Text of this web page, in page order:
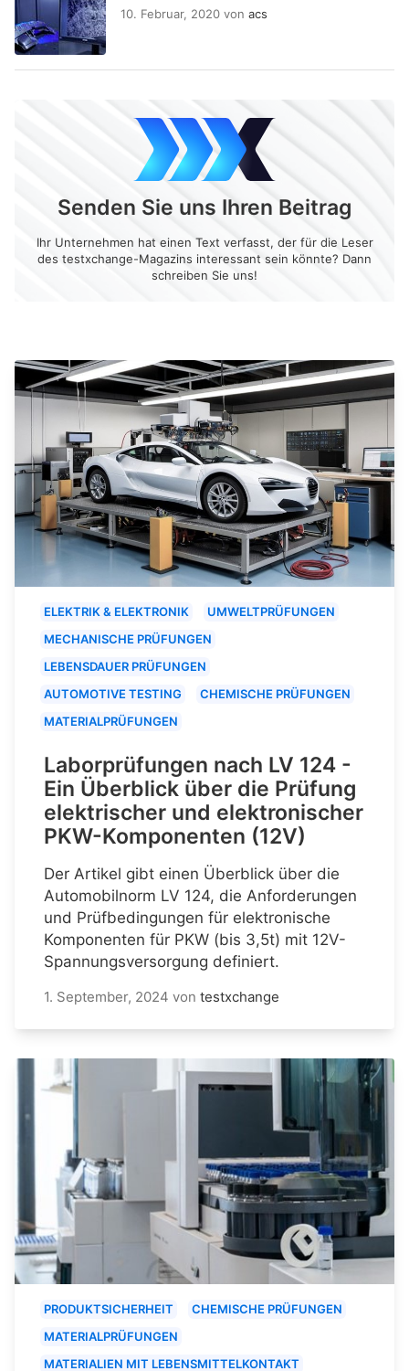
10. Februar, 2020 von acs
Senden Sie uns Ihren Beitrag
Ihr Unternehmen hat einen Text verfasst, der für die Leser
des testxchange-Magazins interessant sein könnte? Dann
schreiben Sie uns!
ELEKTRIK & ELEKTRONIK
UMWELTPRÜFUNGEN
MECHANISCHE PRÜFUNGEN
LEBENSDAUER PRÜFUNGEN
AUTOMOTIVE TESTING
CHEMISCHE PRÜFUNGEN
MATERIALPRÜFUNGEN
Laborprüfungen nach LV 124 -
Ein Überblick über die Prüfung
elektrischer und elektronischer
PKW-Komponenten (12V)
Der Artikel gibt einen Überblick über die
Automobilnorm LV 124, die Anforderungen
und Prüfbedingungen für elektronische
Komponenten für PKW (bis 3,5t) mit 12V-
Spannungsversorgung definiert.
1. September, 2024 von testxchange
PRODUKTSICHERHEIT
CHEMISCHE PRÜFUNGEN
MATERIALPRÜFUNGEN
MATERIALIEN MIT LEBENSMITTELKONTAKT